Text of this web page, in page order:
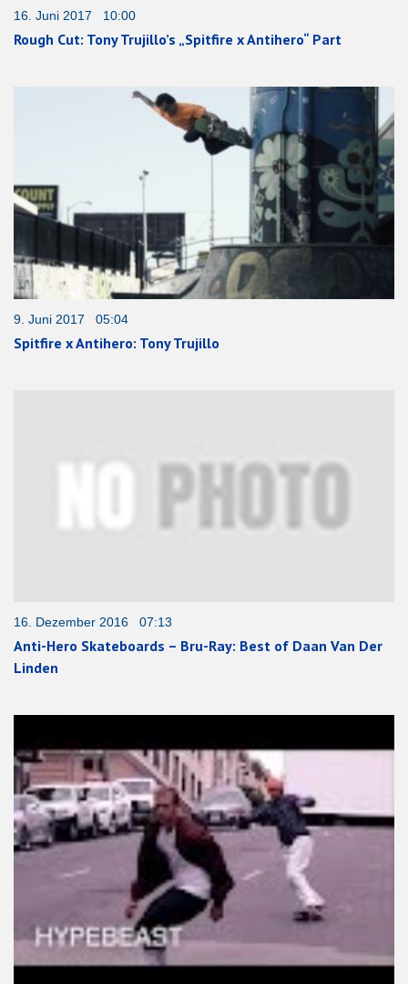
16. Juni 2017 10:00
Rough Cut: Tony Trujillo’s „Spitfire x Antihero“ Part
9. Juni 2017 05:04
Spitfire x Antihero: Tony Trujillo
16. Dezember 2016 07:13
Anti-Hero Skateboards – Bru-Ray: Best of Daan Van Der
Linden